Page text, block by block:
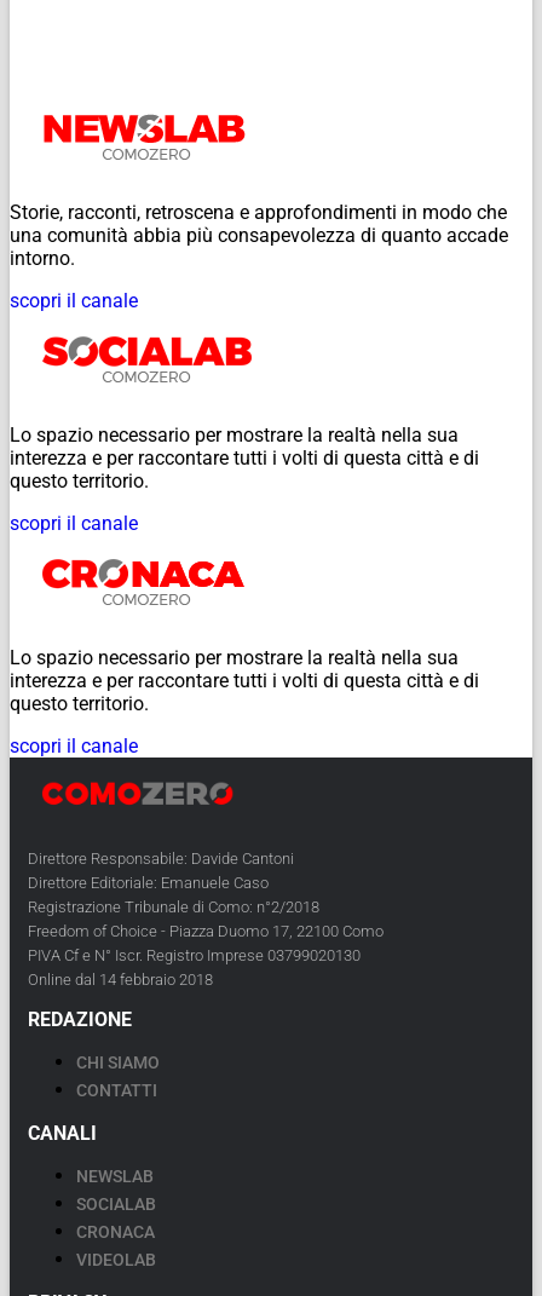
Storie, racconti, retroscena e approfondimenti in modo che
una comunità abbia più consapevolezza di quanto accade
intorno.
scopri il canale
Lo spazio necessario per mostrare la realtà nella sua
interezza e per raccontare tutti i volti di questa città e di
questo territorio.
scopri il canale
Lo spazio necessario per mostrare la realtà nella sua
interezza e per raccontare tutti i volti di questa città e di
questo territorio.
scopri il canale
Direttore Responsabile: Davide Cantoni
Direttore Editoriale: Emanuele Caso
Registrazione Tribunale di Como: n°2/2018
Freedom of Choice - Piazza Duomo 17, 22100 Como
PIVA Cf e N° Iscr. Registro Imprese 03799020130
Online dal 14 febbraio 2018
REDAZIONE
CHI SIAMO
CONTATTI
CANALI
NEWSLAB
SOCIALAB
CRONACA
VIDEOLAB